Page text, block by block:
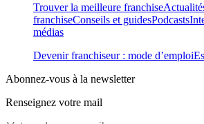
Trouver la meilleure franchise
franchiseConseils et guidesPodcasts
médias
Devenir franchiseur : mode d’emploi
Abonnez-vous à la newsletter
Renseignez votre mail